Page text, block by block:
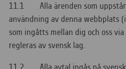
11.1 Alla ärenden som uppstår
användning av denna webbplats
som ingåtts mellan dig och oss
regleras av svensk lag.